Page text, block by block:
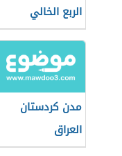
الربع الخالي
مدن كردستان
العراق